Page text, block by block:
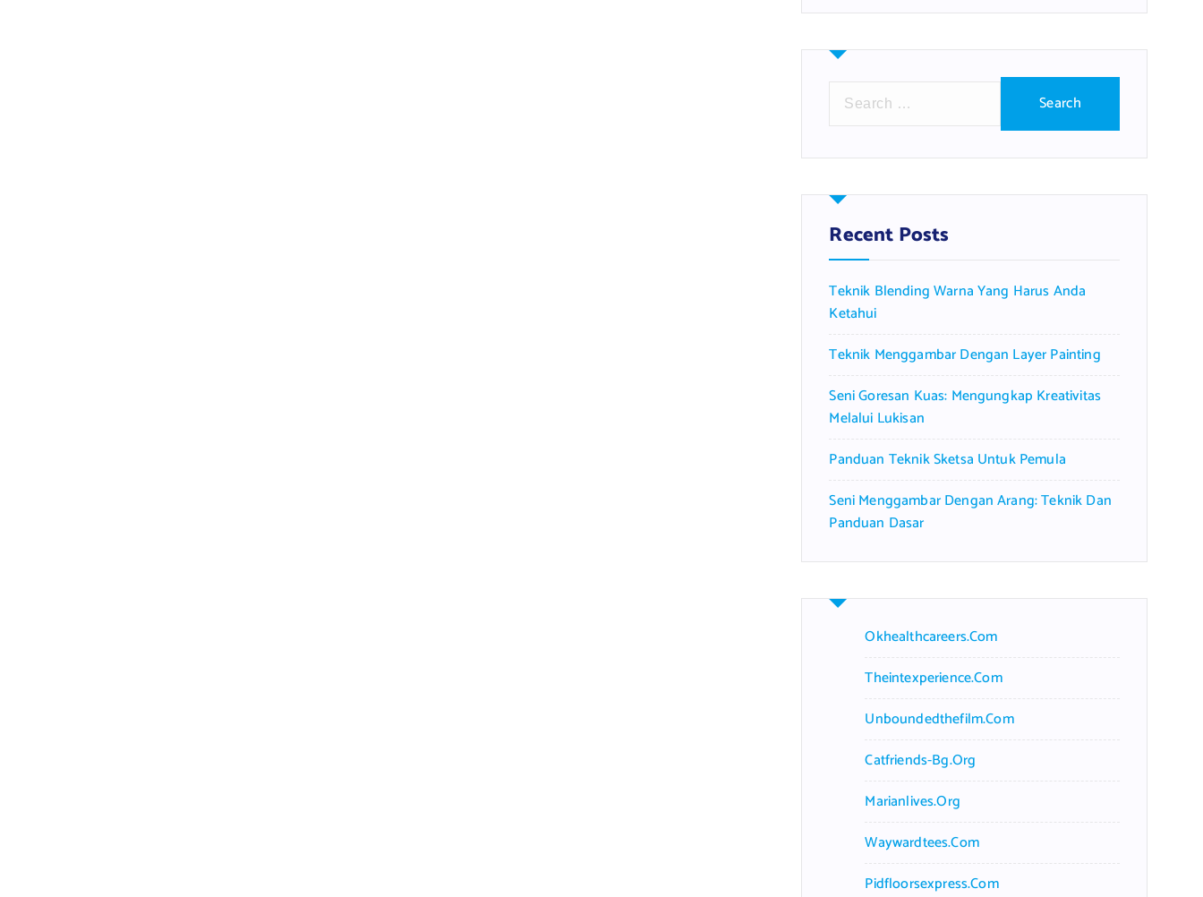
r
h
f
o
:
Recent Posts
Teknik Blending Warna Yang Harus Anda
Ketahui
Teknik Menggambar Dengan Layer Painting
Seni Goresan Kuas: Mengungkap Kreativitas
Melalui Lukisan
Panduan Teknik Sketsa Untuk Pemula
Seni Menggambar Dengan Arang: Teknik Dan
Panduan Dasar
Okhealthcareers.com
Theintexperience.com
Unboundedthefilm.com
Catfriends-Bg.org
Marianlives.org
Waywardtees.com
Pidfloorsexpress.com